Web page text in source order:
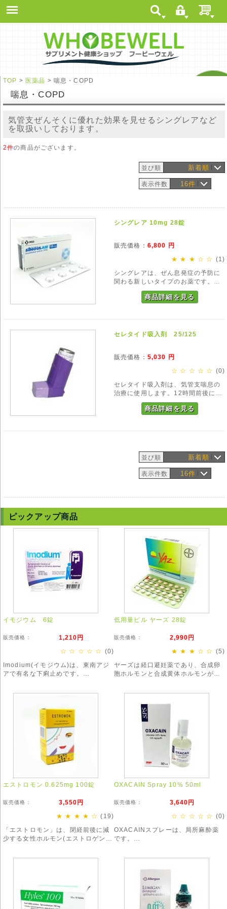
TOP > 医薬品 > 喘息・COPD
喘息・COPD
気管支ぜんそくに優れた効果を見せるシングレアなど
を取扱いしております。
2件の商品がございます。
並び順 新着順
表示件数 16件
シングレア 10mg 28錠
販売価格： 6,800 円
★ ★ ★ ☆ ☆ (1)
シングレアは、ぜん息発症の予防に
関わる新しいタイプのお薬です。抗
炎症効果や気管支収縮抑制効果を持
っており、定期的に内服することで
商品詳細を見る
セレタイド吸入剤 25/125
販売価格： 5,030 円
☆ ☆ ☆ ☆ ☆ (0)
セレタイド吸入剤は、気管支喘息の
治療に使用します。12時間前後にわ
たって作用し続けるタイプの気管支
拡張剤と、上気道・下気道の炎症を
商品詳細を見る
並び順 新着順
表示件数 16件
ピックアップ商品
イモジウム 6錠
販売価格： 1,210円
☆ ☆ ☆ ☆ ☆ (0)
Imodium(イモジウム)は、東南アジ
アで有名な下痢止めです。
で、服用の際はお気をつけ下さい。
低用量ピル ヤーズ 28錠
販売価格： 2,990円
★ ★ ★ ☆ ☆ (5)
ヤーズは経口避妊薬であり、合成卵
胞ホルモンと合成黄体ホルモンが配
エストロモン 0.625mg 100錠
販売価格： 3,550円
★ ★ ★ ★ ☆ (19)
「エストロモン」は、閉経前後に減
少する女性ホルモン(エストロゲン)
https://www.whobewell.cool/products/detail690.html
OXACAIN Spray 10% 50ml
販売価格： 3,640円
☆ ☆ ☆ ☆ ☆ (0)
OXACAINスプレーは、局所麻酔薬
です。